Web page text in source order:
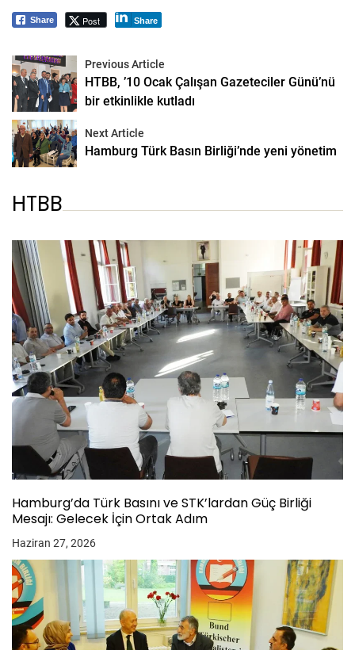
Share Post Share
Previous Article
HTBB, ’10 Ocak Çalışan Gazeteciler Günü’nü
bir etkinlikle kutladı
Next Article
Hamburg Türk Basın Birliği’nde yeni yönetim
HTBB
Hamburg’da Türk Basını ve STK’lardan Güç Birliği
Mesajı: Gelecek İçin Ortak Adım
Haziran 27, 2026